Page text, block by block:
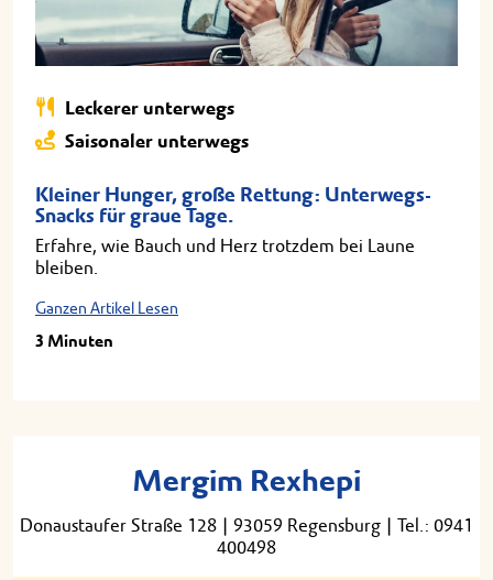
Leckerer unterwegs
Saisonaler unterwegs
Kleiner Hunger, große Rettung: Unterwegs-
Snacks für graue Tage.
Erfahre, wie Bauch und Herz trotzdem bei Laune
bleiben.
Ganzen Artikel Lesen
3 Minuten
Mergim Rexhepi
Donaustaufer Straße 128 | 93059 Regensburg | Tel.: 0941
400498